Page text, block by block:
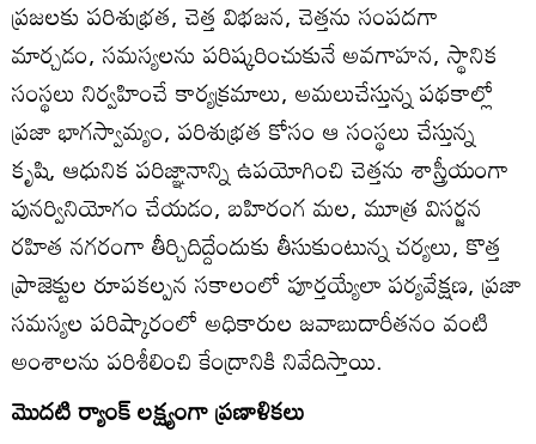
ప్రజలకు పరిశుభ్రత, చెత్త విభజన, చెత్తను సంపదగా
మార్చడం, సమస్యలను పరిష్కరించుకునే అవగాహన, స్థానిక
సంస్థలు నిర్వహించే కార్యక్రమాలు, అమలుచేస్తున్న పథకాల్లో
ప్రజా భాగస్వామ్యం, పరిశుభ్రత కోసం ఆ సంస్థలు చేస్తున్న
కృషి, ఆధునిక పరిజ్ఞానాన్ని ఉపయోగించి చెత్తను శాస్త్రీయంగా
పునర్వినియోగం చేయడం, బహిరంగ మల, మూత్ర విసర్జన
రహిత నగరంగా తీర్చిదిద్దేందుకు తీసుకుంటున్న చర్యలు, కొత్త
ప్రాజెక్టుల రూపకల్పన సకాలంలో పూర్తయ్యేలా పర్యవేక్షణ, ప్రజా
సమస్యల పరిష్కారంలో అధికారుల జవాబుదారీతనం వంటి
అంశాలను పరిశీలించి కేంద్రానికి నివేదిస్తాయి.
మొదటి ర్యాంక్‌ లక్ష్యంగా ప్రణాళికలు